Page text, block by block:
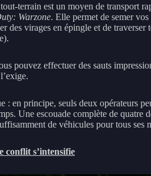
terrain est un moyen de transport
Warzone. Elle permet de semer
des virages en épingle et de
pouvez effectuer des sauts
: en principe, seuls deux opérateurs
Une escouade complète de quatre
de véhicules pour tous ses
conflit s’intensifie